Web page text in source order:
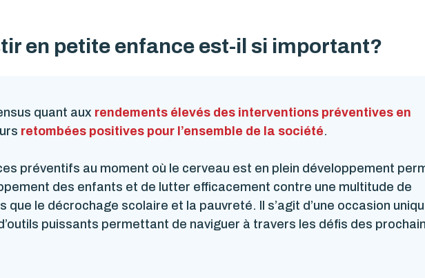
en petite enfance est-il si important?
quant aux rendements élevés des interventions préventives en
retombées positives pour l’ensemble de la société.
préventifs au moment où le cerveau est en plein développement
des enfants et de lutter efficacement contre une multitude de
que le décrochage scolaire et la pauvreté. Il s’agit d’une occasion
puissants permettant de naviguer à travers les défis des